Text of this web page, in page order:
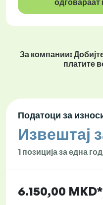
одговараат
За компании:
платите
Податоци за
Извештај
1 позиција за една
6.150,00 MKD*